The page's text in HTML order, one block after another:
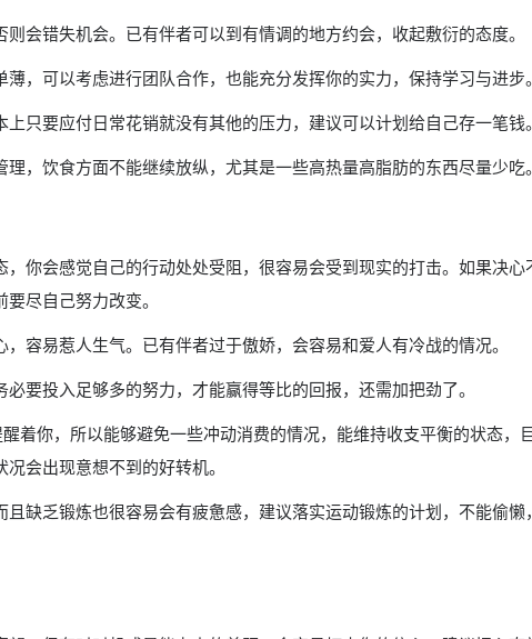
会错失机会。已有伴者可以到有情调的地方约会，收起敷衍的态度。
，可以考虑进行团队合作，也能充分发挥你的实力，保持学习与进步。
只要应付日常花销就没有其他的压力，建议可以计划给自己存一笔钱。
，饮食方面不能继续放纵，尤其是一些高热量高脂肪的东西尽量少吃。
你会感觉自己的行动处处受阻，很容易会受到现实的打击。如果决
尽自己努力改变。
容易惹人生气。已有伴者过于傲娇，会容易和爱人有冷战的情况。
要投入足够多的努力，才能赢得等比的回报，还需加把劲了。
醒着你，所以能够避免一些冲动消费的情况，能维持收支平衡的状态
会出现意想不到的好转机。
缺乏锻炼也很容易会有疲惫感，建议落实运动锻炼的计划，不能偷